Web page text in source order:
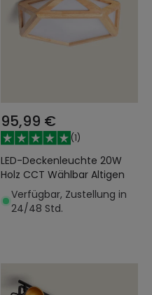
95,99 €
(1)
LED-Deckenleuchte 20W
Holz CCT Wählbar Altigen
Verfügbar, Zustellung in
24/48 Std.